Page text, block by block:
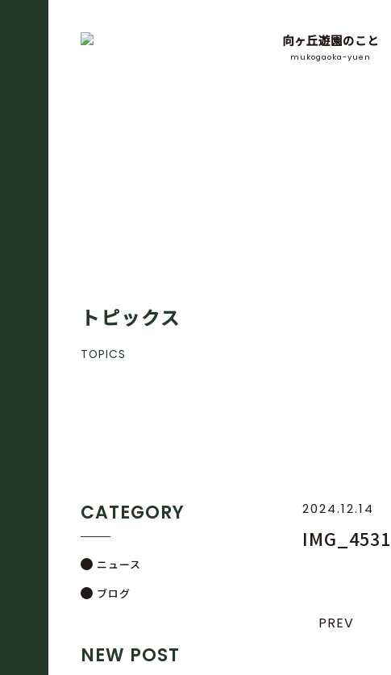
向ヶ丘遊園のこと
mukogaoka-yuen
トピックス
TOPICS
2024.12.14
IMG_4531
PREV
CATEGORY
ニュース
ブログ
NEW POST